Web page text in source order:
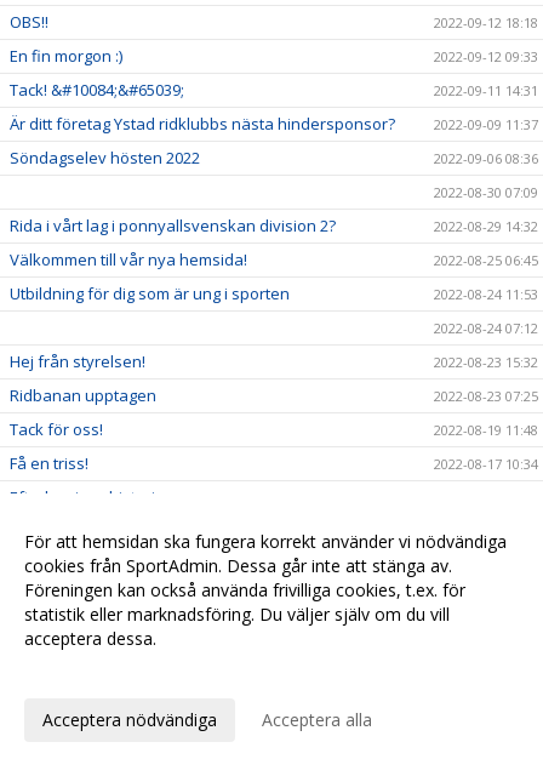
OBS!! 2022-09-12 18:18
En fin morgon :) 2022-09-12 09:33
Tack! &#10084;&#65039; 2022-09-11 14:31
Är ditt företag Ystad ridklubbs nästa hindersponsor? 2022-09-09 11:37
Söndagselev hösten 2022
2022-09-06 08:36
2022-08-30 07:09
Rida i vårt lag i ponnyallsvenskan division 2? 2022-08-29 14:32
Välkommen till vår nya hemsida! 2022-08-25 06:45
Utbildning för dig som är ung i sporten
2022-08-24 11:53
2022-08-24 07:12
Hej från styrelsen! 2022-08-23 15:32
Ridbanan upptagen 2022-08-23 07:25
Tack för oss! 2022-08-19 11:48
Få en triss! 2022-08-17 10:34
Efterlysning - historia
2022-08-04 15:09
Ridskolestart 2022-08-03 07:31
Ystad Saltsjöbads champions tour! 2022-07-23 18:00
inställningar
Webbversion
För att hemsidan ska fungera korrekt använder vi nödvändiga
cookies från SportAdmin. Dessa går inte att stänga av.
Föreningen kan också använda frivilliga cookies, t.ex. för
statistik eller marknadsföring. Du väljer själv om du vill
acceptera dessa.
Acceptera nödvändiga Acceptera alla